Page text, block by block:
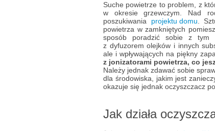
Suche powietrze to problem, z
w okresie grzewczym. Nad
poszukiwania projektu domu .
powietrza w zamkniętych
sposób poradzić sobie z tym
z dyfuzorem olejków i innych
ale i wpływających na piękny
z jonizatorami powietrza, co
Należy jednak zdawać sobie
dla środowiska, jakim jest
okazuje się jednak oczyszczacz
Jak działa